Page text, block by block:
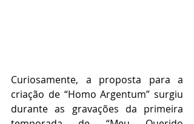
Curiosamente, a proposta para a
criação de “Homo Argentum” surgiu
durante as gravações da primeira